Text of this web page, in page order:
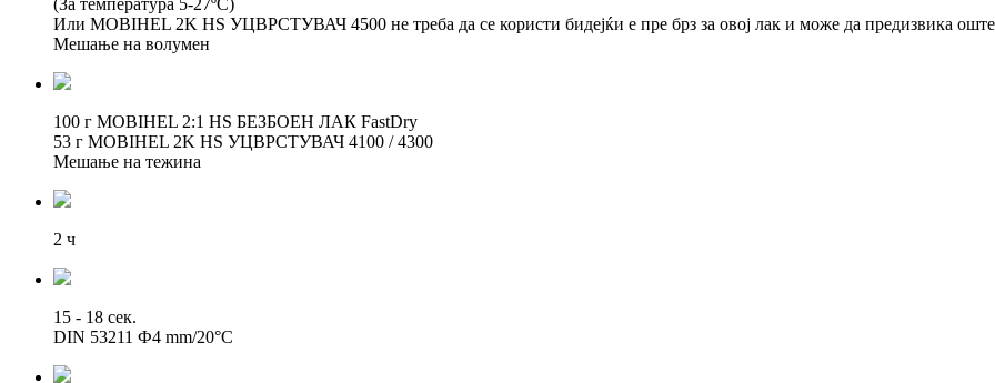
(За температура 5-27ºC)
Или MOBIHEL 2K HS УЦВРСТУВАЧ 4500 не треба да се користи бидејќи е пре брз за овој лак и може да предизвика
Мешање на волумен
100 г MOBIHEL 2:1 HS БЕЗБОЕН ЛАК FastDry
53 г MOBIHEL 2K HS УЦВРСТУВАЧ 4100 / 4300
Мешање на тежина
2 ч
15 - 18 сек.
DIN 53211 Ф4 mm/20°C